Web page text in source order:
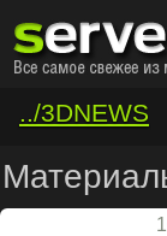
../3DNEWS
/VAR/